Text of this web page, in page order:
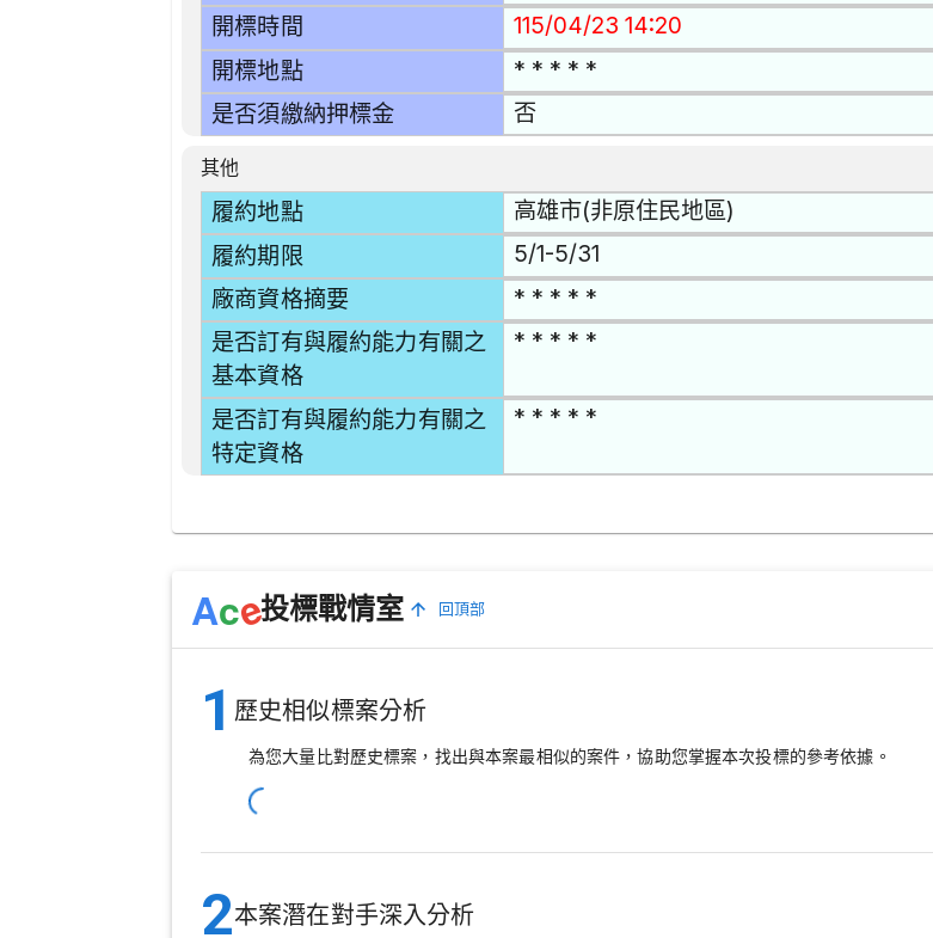
開標時間 115/04/23 14:20
開標地點 * * * * *
是否須繳納押標金 否
其他
履約地點 高雄市(非原住民地區)
履約期限 5/1-5/31
廠商資格摘要 * * * * *
是否訂有與履約能力有關之
基本資格
* * * * *
是否訂有與履約能力有關之
特定資格
* * * * *
Ace投標戰情室 回頂部
1 歷史相似標案分析
為您大量比對歷史標案，找出與本案最相似的案件，協助您掌握本次投標的參考依據。
2本案潛在對手深入分析